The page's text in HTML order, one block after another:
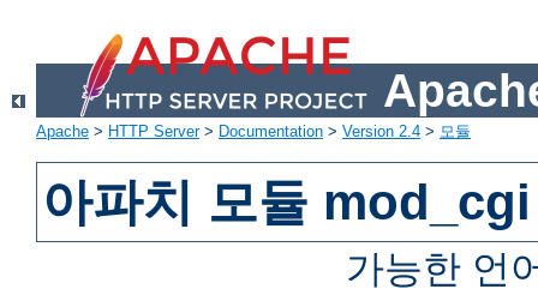
Apache > HTTP Server> Documentation > Version 2.4 > 모듈
아파치 모듈 mod_cgi
가능한 언